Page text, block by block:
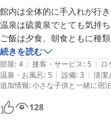
館内は全体的に手入れが行
温泉は硫黄泉でとても気持ち
ご飯は夕食、朝食ともに種
ホテルの近くには殺生石や
あり子どもと一緒に楽しむ
また利用したいです！
続きを読む
部屋: 4 | 接客・サービス: 5 | ロ
温泉・お風呂: 5 | 設備: 3 | 清潔
追加情報:小さな子供と一緒に宿泊
128